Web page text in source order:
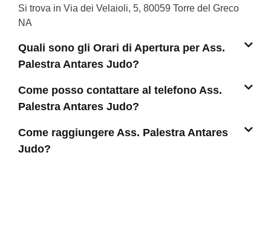
Si trova in Via dei Velaioli, 5, 80059 Torre del Greco
NA
Quali sono gli Orari di Apertura per Ass.
Palestra Antares Judo?
Come posso contattare al telefono Ass.
Palestra Antares Judo?
Come raggiungere Ass. Palestra Antares
Judo?